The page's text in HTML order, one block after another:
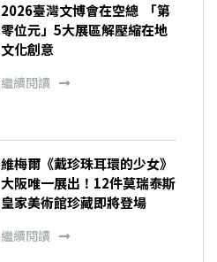
2026臺灣文博會在空總 「第
零位元」5大展區解壓縮在地
文化創意
繼續閱讀
維梅爾《戴珍珠耳環的少女》
大阪唯一展出！12件莫瑞泰斯
皇家美術館珍藏即將登場
繼續閱讀